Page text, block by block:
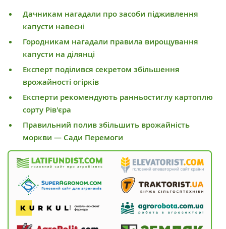
Дачникам нагадали про засоби підживлення
капусти навесні
Городникам нагадали правила вирощування
капусти на ділянці
Експерт поділився секретом збільшення
врожайності огірків
Експерти рекомендують ранньостиглу картоплю
сорту Рів'єра
Правильний полив збільшить врожайність
моркви — Сади Перемоги